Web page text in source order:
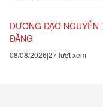
ĐƯƠNG ĐẠO NGUYỄN
ĐĂNG
08/08/2026 27 lượt xem